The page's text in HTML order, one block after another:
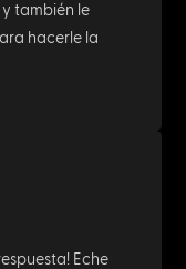
también le
hacerle la
Eche